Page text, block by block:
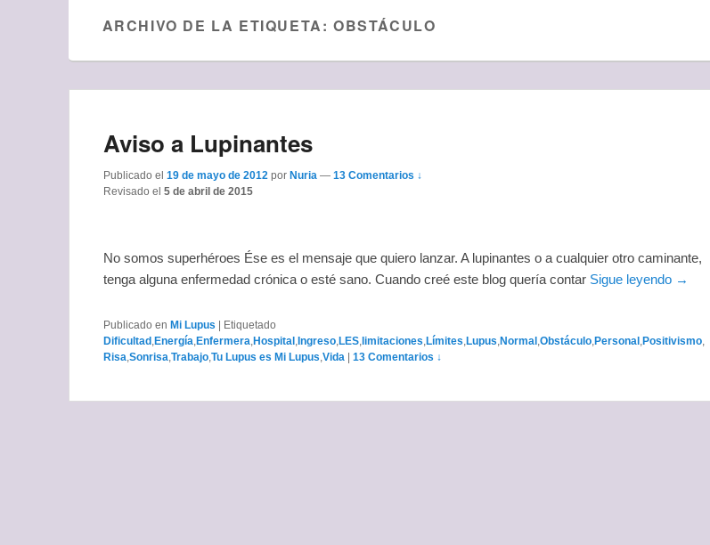
ARCHIVO DE LA ETIQUETA:OBSTÁCULO
Aviso a Lupinantes
Publicado el 19 de mayo de 2012 por Nuria — 13 Comentarios ↓
Revisado el 5 de abril de 2015
No somos superhéroes Ése es el mensaje que quiero lanzar. A lupinantes o a cualquier otro caminante,
tenga alguna enfermedad crónica o esté sano. Cuando creé este blog quería contar Sigue leyendo →
Publicado en Mi Lupus | Etiquetado
Dificultad Energía Enfermera Hospital Ingreso LES limitaciones Límites Lupus Normal Obstáculo Personal Positivismo
Risa Sonrisa Trabajo Tu Lupus es Mi Lupus Vida | 13 Comentarios ↓